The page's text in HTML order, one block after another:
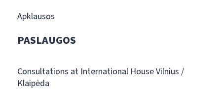
Apklausos
PASLAUGOS
Consultations at International House Vilnius /
Klaipėda